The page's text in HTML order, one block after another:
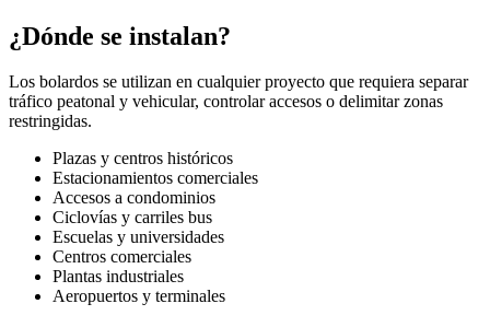
¿Dónde se instalan?
Los bolardos se utilizan en cualquier proyecto que requiera separar
tráfico peatonal y vehicular, controlar accesos o delimitar zonas
restringidas.
Plazas y centros históricos
Estacionamientos comerciales
Accesos a condominios
Ciclovías y carriles bus
Escuelas y universidades
Centros comerciales
Plantas industriales
Aeropuertos y terminales